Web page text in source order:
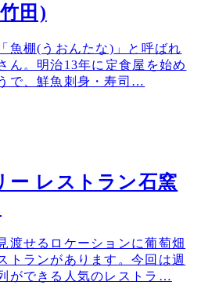
田)
魚棚(うおんたな)」と呼ばれ
ん。明治13年に定食屋を始め
で、鮮魚刺身・寿司…
ー レストラン石窯
渡せるロケーションに葡萄畑
トランがあります。今回は週
ができる人気のレストラ…